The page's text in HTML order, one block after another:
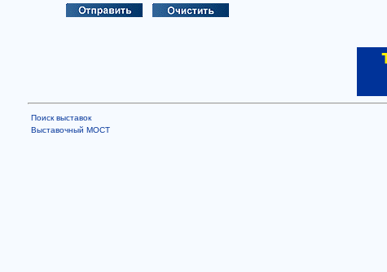
Поиск выставок
Выставочный МОСТ